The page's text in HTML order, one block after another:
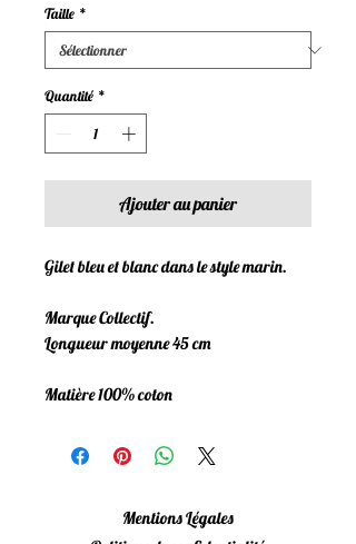
Taille *
Quantité *
Ajouter au panier
Gilet bleu et blanc dans le style marin.
Marque Collectif.
Longueur moyenne 45 cm
Matière 100% coton
Mentions Légales